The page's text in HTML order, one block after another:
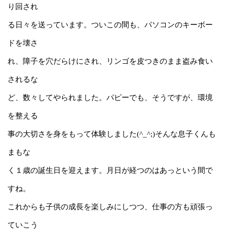
り 回され
る日々を送っています。ついこの間も、パソコンのキーボー
ドを壊さ
れ、 障子を穴だらけにされ、リンゴを皮つきのま ま盗み食い
されるな
ど、 数々してやられました。 パピーでも、 そうですが、環境
を整える
事の大切さを身をもって体験しま した(^_^;)そんな息子くんも
まもな
く１歳の誕生日を迎えます。 月日が経つのはあっという間で
すね。
これからも子供の成長を楽しみにしつつ、 仕事の方も頑張っ
ていこう